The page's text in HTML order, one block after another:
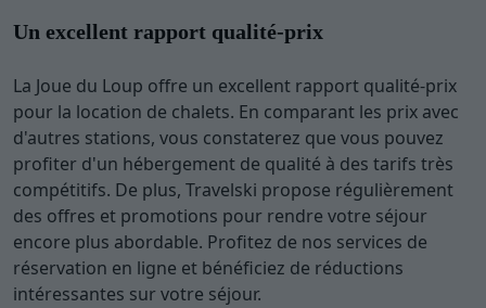
Un excellent rapport qualité-prix
La Joue du Loup offre un excellent rapport qualité-prix
pour la location de chalets. En comparant les prix avec
d'autres stations, vous constaterez que vous pouvez
profiter d'un hébergement de qualité à des tarifs très
compétitifs. De plus, Travelski propose régulièrement
des offres et promotions pour rendre votre séjour
encore plus abordable. Profitez de nos services de
réservation en ligne et bénéficiez de réductions
intéressantes sur votre séjour.